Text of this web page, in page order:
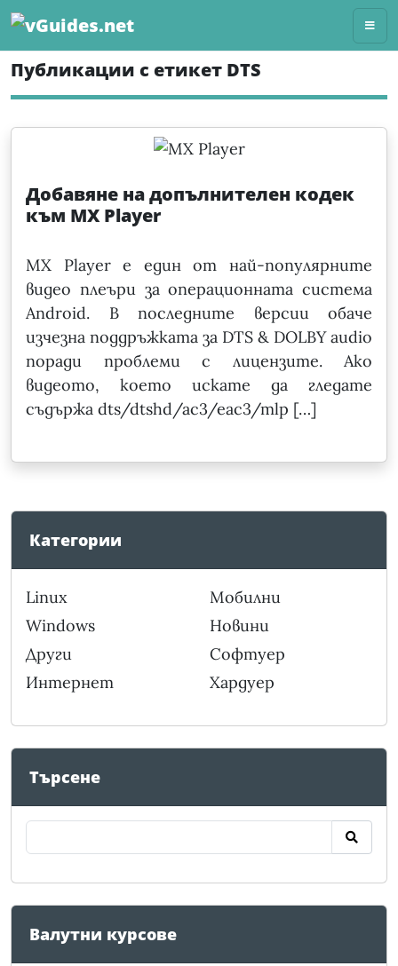
Skip
content
Публикации с етикет DTS
Добавяне на допълнителен кодек
към MX Player
MX Player е един от най-популярните
видео плеъри за операционната система
Android. В последните версии обаче
изчезна поддръжката за DTS & DOLBY audio
поради проблеми с лицензите. Ако
видеото, което искате да гледате
съдържа dts/dtshd/ac3/eac3/mlp […]
Категории
Linux
Windows
Други
Интернет
Мобилни
Новини
Софтуер
Хардуер
Търсене
Валутни курсове